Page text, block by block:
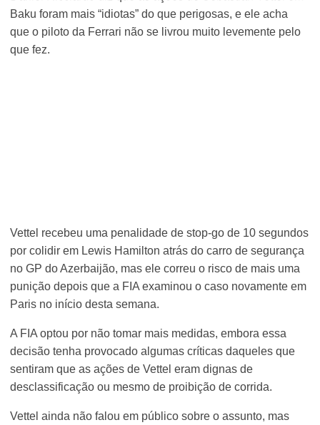
Baku foram mais “idiotas” do que perigosas, e ele acha
que o piloto da Ferrari não se livrou muito levemente pelo
que fez.
Vettel recebeu uma penalidade de stop-go de 10 segundos
por colidir em Lewis Hamilton atrás do carro de segurança
no GP do Azerbaijão, mas ele correu o risco de mais uma
punição depois que a FIA examinou o caso novamente em
Paris no início desta semana.
A FIA optou por não tomar mais medidas, embora essa
decisão tenha provocado algumas críticas daqueles que
sentiram que as ações de Vettel eram dignas de
desclassificação ou mesmo de proibição de corrida.
Vettel ainda não falou em público sobre o assunto, mas